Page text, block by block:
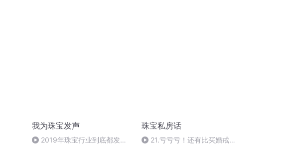
我为珠宝发声
2019年珠宝行业到底都发生
珠宝私房话
21.亏亏亏！还有比买婚戒更